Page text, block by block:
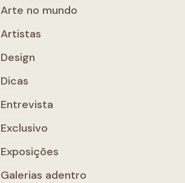
Arte no mundo
Artistas
Design
Dicas
Entrevista
Exclusivo
Exposições
Galerias adentro